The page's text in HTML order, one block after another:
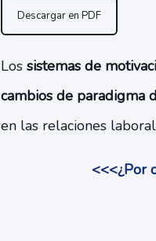
Descargar en PDF
Los sistemas de
cambios de paradigma
en las relaciones
<<<¿Por